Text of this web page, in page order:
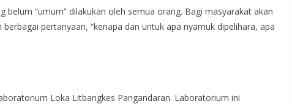
“umum” dilakukan oleh semua orang. Bagi masyarakat akan
pertanyaan, “kenapa dan untuk apa nyamuk dipelihara, apa
Loka Litbangkes Pangandaran. Laboratorium ini